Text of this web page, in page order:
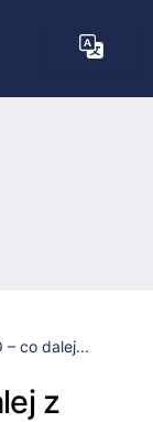
– co dalej...
z